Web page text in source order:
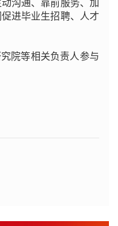
沟通、靠前服务、加
进毕业生招聘、人才
院等相关负责人参与